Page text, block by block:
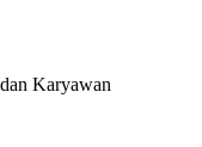
Karyawan